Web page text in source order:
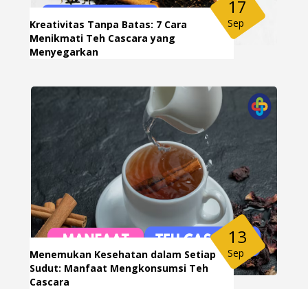
Kreativitas Tanpa Batas: 7 Cara
Menikmati Teh Cascara yang
Menyegarkan
17
Sep
Menemukan Kesehatan dalam Setiap
Sudut: Manfaat Mengkonsumsi Teh
Cascara
13
Sep